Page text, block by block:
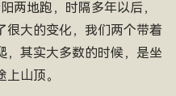
两地跑，时隔多年以后，
很大的变化，我们两个带着
，其实大多数的时候，是坐
山顶。